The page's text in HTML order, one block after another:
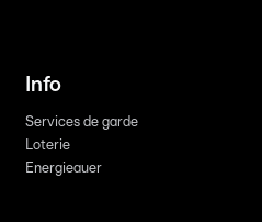
Info
Services de garde
Loterie
Energieauer